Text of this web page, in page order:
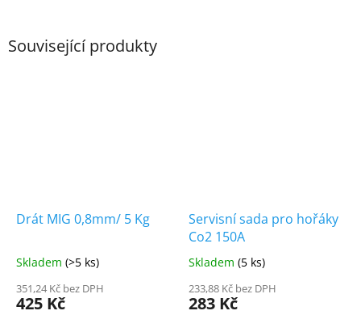
Související produkty
Drát MIG 0,8mm/ 5 Kg
Skladem (>5 ks)
351,24 Kč bez DPH
425 Kč
Servisní sada pro hořáky
Co2 150A
Skladem (5 ks)
233,88 Kč bez DPH
283 Kč